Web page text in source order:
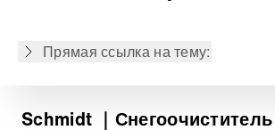
Прямая ссылка на тему:
Back to overview
Schmidt ｜Снегоочиститель